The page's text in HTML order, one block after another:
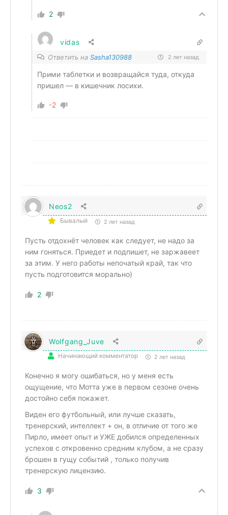
2
vidas
Ответить на Sasha130988 2 лет назад
Прими таблетки и возвращайся туда, откуда
пришел — в кишечник лосихи.
-2
Neos2
Бывалый 2 лет назад
Пусть отдохнёт человек как следует, не надо за
ним гоняться. Приедет и подпишет, не заржавеет
за этим. У него работы непочатый край, так что
пусть подготовится морально)
2
Wolfgang_Juve
Начинающий комментатор 2 лет назад
Конечно я могу ошибаться, но у меня есть
ощущение, что Мотта уже в первом сезоне очень
достойно себя покажет.
Виден его футбольный, или лучше сказать,
тренерский, интеллект + он, в отличие от того же
Пирло, имеет опыт и УЖЕ добился определенных
успехов с откровенно средним клубом, а не сразу
брошен в гущу событий , только получив
тренерскую лицензию.
3